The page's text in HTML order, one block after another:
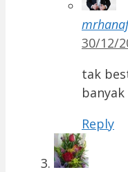
30/12/
tak
Reply